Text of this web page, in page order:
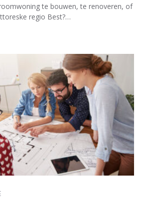
te bouwen, te renoveren, of
regio Best?…